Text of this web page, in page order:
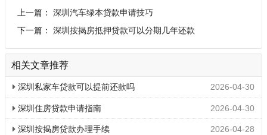
上一篇： 深圳汽车绿本贷款申请技巧
下一篇： 深圳按揭房抵押贷款可以分期几年还款
相关文章推荐
2026-04-30
深圳私家车贷款可以提前还款吗
2026-04-30
深圳住房贷款申请指南
2026-04-28
深圳按揭房贷款办理手续